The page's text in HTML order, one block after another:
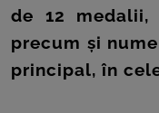
de 12 medalii,
precum și
principal, în